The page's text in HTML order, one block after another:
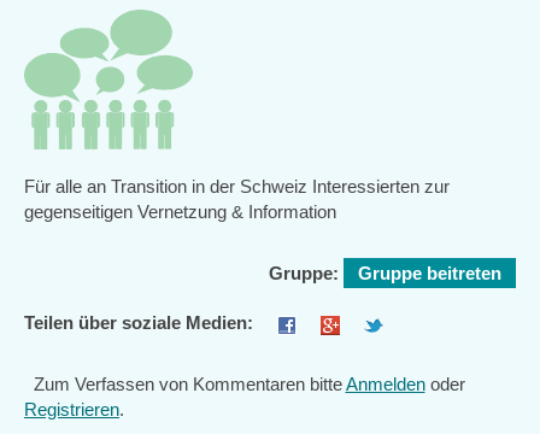
Für alle an Transition in der Schweiz Interessierten zur
gegenseitigen Vernetzung & Information
Gruppe: Gruppe beitreten
Teilen über soziale Medien:
Zum Verfassen von Kommentaren bitteAnmeldenoder
Registrieren.